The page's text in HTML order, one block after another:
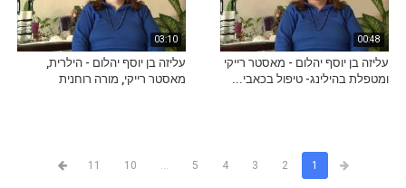
00:48
עליזה בן יוסף יהלום - מאסטר רייקי
ומטפלת בהילינג- טיפול בכאבי...
03:10
עליזה בן יוסף יהלום - הילרית,
מאסטר רייקי, מורה רוחנית
1
2
3
4
5
...
10
11